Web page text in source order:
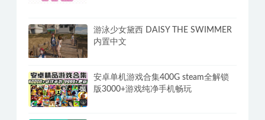
游泳少女黛西 DAISY THE SWIMMER
内置中文
安卓单机游戏合集400G steam全解锁
版3000+游戏纯净手机畅玩